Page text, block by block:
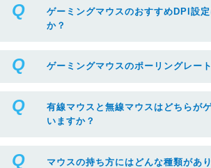
ゲーミングマウスのおすすめDPI設
か？
ゲーミングマウスのポーリングレー
有線マウスと無線マウスはどちらが
いますか？
マウスの持ち方にはどんな種類があ